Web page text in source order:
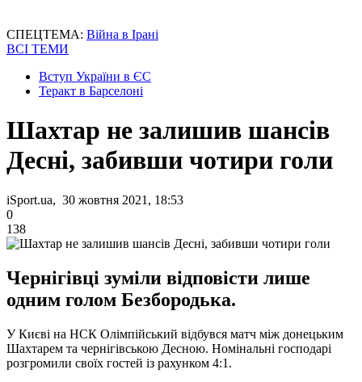
СПЕЦТЕМА: Війна в Ірані
ВСІ ТЕМИ
Вступ України в ЄС
Теракт в Барселоні
Шахтар не залишив шансів
Десні, забивши чотири голи
iSport.ua, 30 жовтня 2021, 18:53
0
138
Чернігівці зуміли відповісти лише
одним голом Безбородька.
У Києві на НСК Олімпійський відбувся матч між донецьким
Шахтарем та чернігівською Десною. Номінальні господарі
розгромили своїх гостей із рахунком 4:1.